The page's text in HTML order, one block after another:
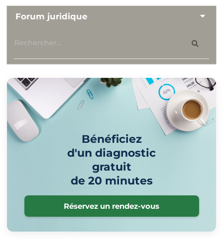
Forum juridique
Bénéficiez
d'un diagnostic
gratuit
de 20 minutes
Réservez un rendez-vous